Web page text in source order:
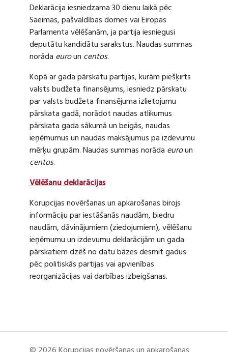
Deklarācija iesniedzama 30 dienu laikā pēc
Saeimas, pašvaldības domes vai Eiropas
Parlamenta vēlēšanām, ja partija iesniegusi
deputātu kandidātu sarakstus. Naudas summas
norāda euroun centos.
Kopā ar gada pārskatu partijas, kurām piešķirts
valsts budžeta finansējums, iesniedz pārskatu
par valsts budžeta finansējuma izlietojumu
pārskata gadā, norādot naudas atlikumus
pārskata gada sākumā un beigās, naudas
ieņēmumus un naudas maksājumus pa izdevumu
mērķu grupām. Naudas summas norāda euroun
centos.
Vēlēšanu deklarācijas
Korupcijas novēršanas un apkarošanas birojs
informāciju par iestāšanās naudām, biedru
naudām, dāvinājumiem (ziedojumiem), vēlēšanu
ieņēmumu un izdevumu deklarācijām un gada
pārskatiem dzēš no datu bāzes desmit gadus
pēc politiskās partijas vai apvienības
reorganizācijas vai darbības izbeigšanas.